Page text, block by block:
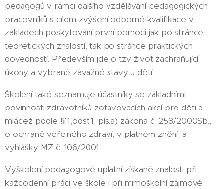
pedagogů v rámci dalšího vzdělávání pedagogických
pracovníků s cílem zvýšení odborné kvalifikace v
základech poskytování první pomoci jak po stránce
teoretických znalostí, tak po stránce praktických
dovedností. Především jde o tzv. život zachraňující
úkony a vybrané závažné stavy u dětí.
Školení také seznamuje účastníky se základními
povinnosti zdravotníků zotavovacích akcí pro děti a
mládež podle §11,odst.1, pís.a) zákona č. 258/2000Sb.,
o ochraně veřejného zdraví, v platném znění, a
vyhlášky MZ č. 106/2001.
Vyškolení pedagogové uplatní získané znalosti při
každodenní práci ve škole i při mimoškolní zájmové